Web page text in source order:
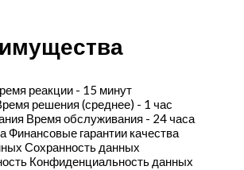
реакции - 15 минут
решения (среднее) - 1 час
Время обслуживания - 24 часа
Финансовые гарантии качества
Сохранность данных
Конфиденциальность данных